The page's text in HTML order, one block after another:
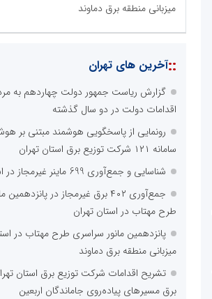
میزبانی منطقه برق دماوند
::آخرین های تهران
گزارش ریاست جمهور دولت چهاردهم به
اقدامات دولت در دو سال گذشته
رونمایی از پاسخگویی هوشمند مبتنی بر
سامانه ۱۲۱ شرکت توزیع برق استان تهران
شناسایی و جمع‌آوری 699 ماینر غیرمجاز در استان تهران
جمع‌آوری ۴۰۲ برق غیرمجاز در
طرح مهتاب در استان تهران
پانزدهمین مانور سراسری طرح مهتاب در
میزبانی منطقه برق دماوند
تشریح اقدامات شرکت توزیع برق استان
برق مسیرهای پیاده‌روی جاماندگان اربعین